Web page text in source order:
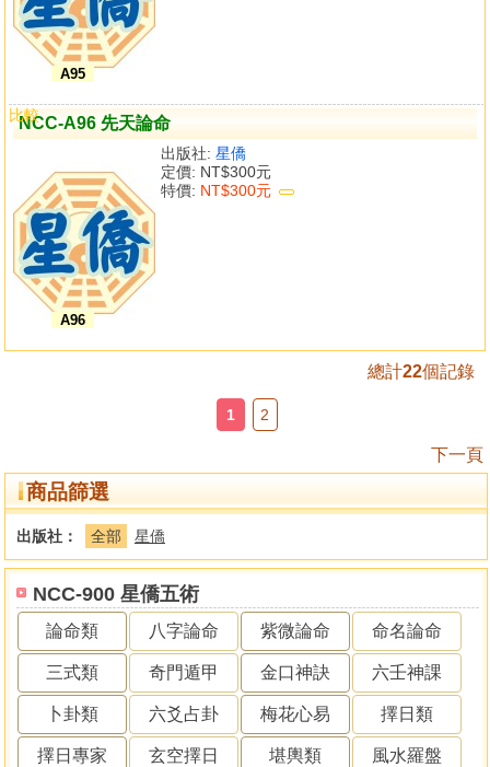
NCC-900 星僑五術
論命類 八字論命 紫微論命 命名論命
三式類 奇門遁甲 金口神訣 六壬神課
卜卦類 六爻占卦 梅花心易 擇日類
擇日專家 玄空擇日 堪輿類 風水羅盤
A95
NCC-A96 先天論命
A96
出版社: 星僑
定價: NT$300元
特價: NT$300元
比較
總計22個記錄
1 2
下一頁
商品篩選
出版社： 全部 星僑